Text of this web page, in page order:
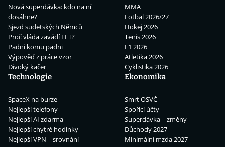
Nová superdávka: kdo na ní
dosáhne?
Sjezd sudetských Němců
Proč vláda zavádí EET?
Padni komu padni
Výpověď z práce vzor
Divoký kačer
MMA
Fotbal 2026/27
Hokej 2026
Tenis 2026
F1 2026
Atletika 2026
Cyklistika 2026
Technologie
SpaceX na burze
Nejlepší telefony
Nejlepší AI zdarma
Nejlepší chytré hodinky
Nejlepší VPN – srovnání
Ekonomika
Smrt OSVČ
Spořicí účty
Superdávka – změny
Důchody 2027
Minimální mzda 2027